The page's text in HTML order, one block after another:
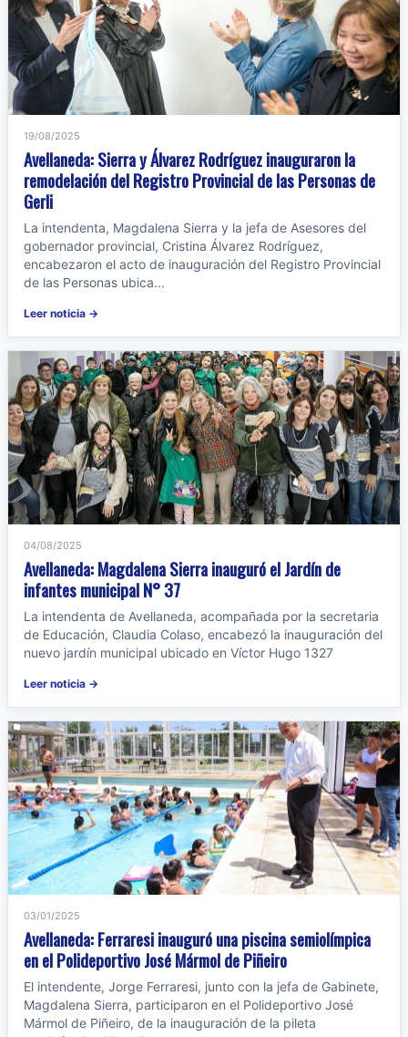
19/08/2025
Avellaneda: Sierra y Álvarez Rodríguez inauguraron la
remodelación del Registro Provincial de las Personas de
Gerli
La intendenta, Magdalena Sierra y la jefa de Asesores del
gobernador provincial, Cristina Álvarez Rodríguez,
encabezaron el acto de inauguración del Registro Provincial
de las Personas ubica...
Leer noticia →
04/08/2025
Avellaneda: Magdalena Sierra inauguró el Jardín de
infantes municipal N° 37
La intendenta de Avellaneda, acompañada por la secretaria
de Educación, Claudia Colaso, encabezó la inauguración del
nuevo jardín municipal ubicado en Víctor Hugo 1327
Leer noticia →
03/01/2025
Avellaneda: Ferraresi inauguró una piscina semiolímpica
en el Polideportivo José Mármol de Piñeiro
El intendente, Jorge Ferraresi, junto con la jefa de Gabinete,
Magdalena Sierra, participaron en el Polideportivo José
Mármol de Piñeiro, de la inauguración de la pileta